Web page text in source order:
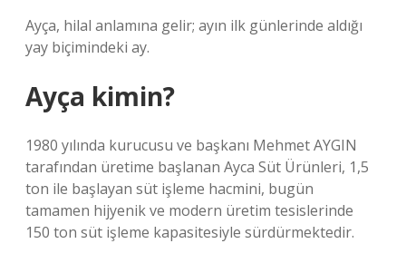
Ayça, hilal anlamına gelir; ayın ilk günlerinde aldığı
yay biçimindeki ay.
Ayça kimin?
1980 yılında kurucusu ve başkanı Mehmet AYGIN
tarafından üretime başlanan Ayca Süt Ürünleri, 1,5
ton ile başlayan süt işleme hacmini, bugün
tamamen hijyenik ve modern üretim tesislerinde
150 ton süt işleme kapasitesiyle sürdürmektedir.